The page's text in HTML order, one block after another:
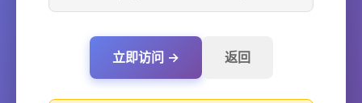
立即访问 → 返回